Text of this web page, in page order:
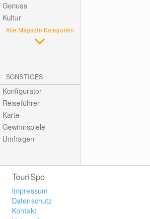
Genuss
Kultur
Alle Magazin Kategorien
SONSTIGES
Konfigurator
Reiseführer
Karte
Gewinnspiele
Umfragen
TouriSpo
Impressum
Datenschutz
Kontakt